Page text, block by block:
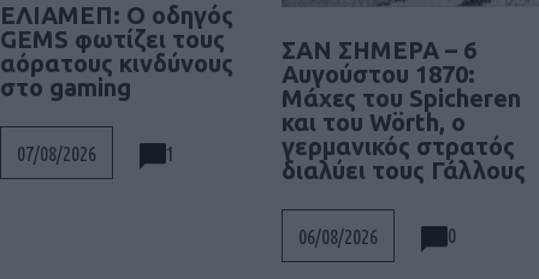
ΕΛΙΑΜΕΠ: Ο οδηγός
GEMS φωτίζει τους
αόρατους κινδύνους
στο gaming
07/08/2026 1
ΣΑΝ ΣΗΜΕΡΑ – 6
Αυγούστου 1870:
Μάχες του Spicheren
και του Wörth, ο
γερμανικός στρατός
διαλύει τους Γάλλους
06/08/2026 0